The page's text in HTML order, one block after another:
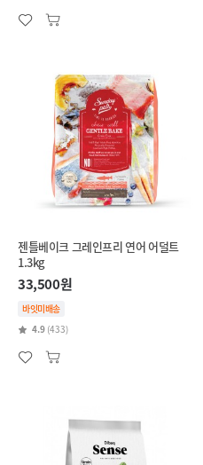
젠틀베이크 그레인프리 연어 어덜트
1.3kg
33,500원
바잇미배송
4.9 (433)